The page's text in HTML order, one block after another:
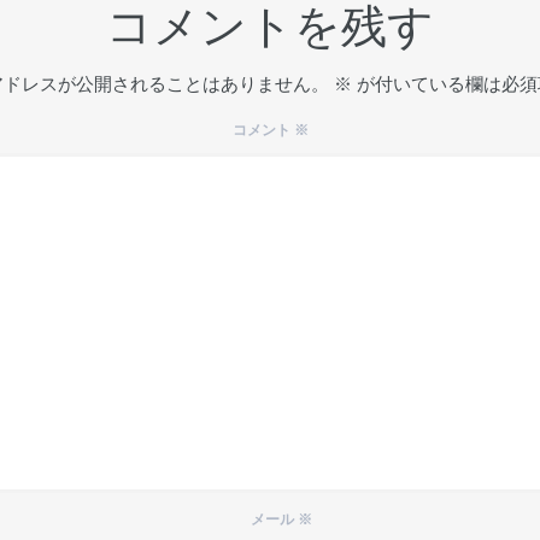
コメントを残す
ドレスが公開されることはありません。 ※ が付いている欄は必
コメント ※
メール ※